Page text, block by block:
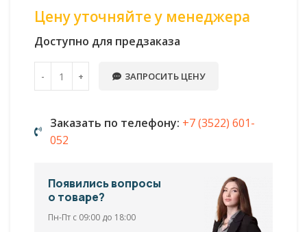
Цену уточняйте у менеджера
Доступно для предзаказа
ЗАПРОСИТЬ ЦЕНУ
Заказать по телефону: +7 (3522) 601-
052
Появились вопросы
о товаре?
Пн-Пт с 09:00 до 18:00